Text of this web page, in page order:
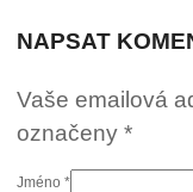
NAPSAT
Vaše emailová
označeny *
Jméno *